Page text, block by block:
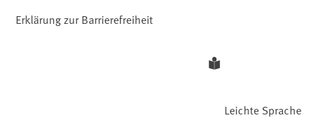
Erklärung zur Barrierefreiheit
Leichte Sprache